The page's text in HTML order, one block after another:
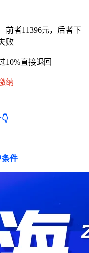
者11396元，后者下
败
10%直接退回
纳
条件